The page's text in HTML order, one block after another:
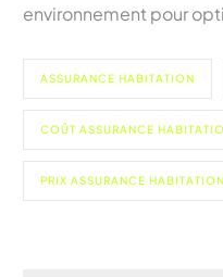
environnement pour
ASSURANCE HABITATION
COÛT ASSURANCE
PRIX ASSURANCE HABITATION